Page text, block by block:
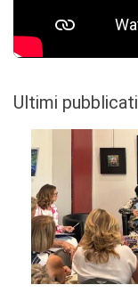
Ultimi pubblicati